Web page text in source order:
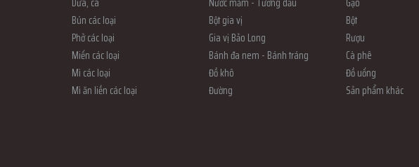
Bún các loại
Phở các loại
Miến các loại
Mì các loại
Mì ăn liền các loại
Bột gia vị
Gia vị Bảo Long
Bánh đa nem - Bánh tráng
Đồ khô
Đường
Bột
Rượu
Cà phê
Đồ uống
Sản phẩm khác